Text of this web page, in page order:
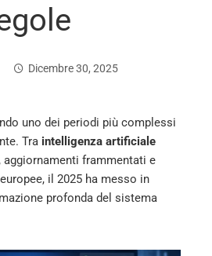
Dicembre 30, 2025
uno dei periodi più complessi
Tra intelligenza artificiale
, aggiornamenti frammentati e
il 2025 ha messo in
profonda del sistema